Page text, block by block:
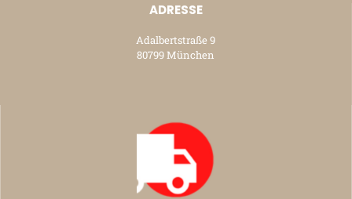
ADRESSE
Adalbertstraße 9
80799 München